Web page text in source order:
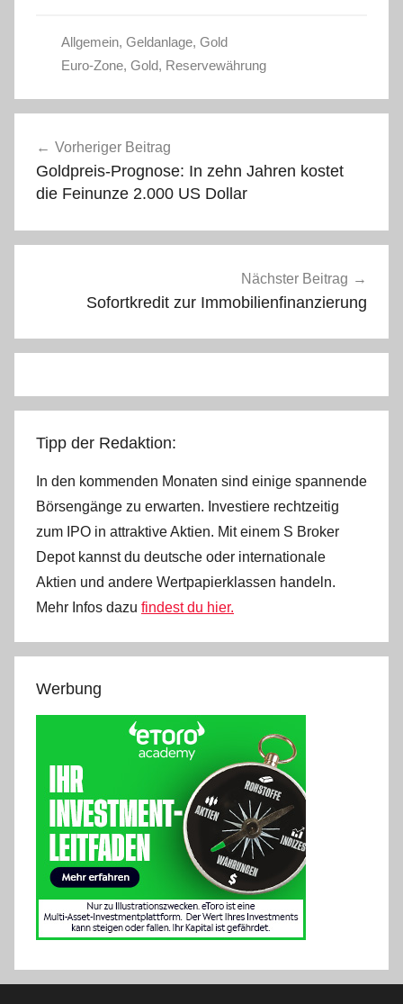
Allgemein, Geldanlage, Gold
Euro-Zone, Gold, Reservewährung
Vorheriger Beitrag
Goldpreis-Prognose: In zehn Jahren kostet
die Feinunze 2.000 US Dollar
Nächster Beitrag
Sofortkredit zur Immobilienfinanzierung
Tipp der Redaktion:
In den kommenden Monaten sind einige spannende
Börsengänge zu erwarten. Investiere rechtzeitig
zum IPO in attraktive Aktien. Mit einem S Broker
Depot kannst du deutsche oder internationale
Aktien und andere Wertpapierklassen handeln.
Mehr Infos dazu findest du hier.
Werbung